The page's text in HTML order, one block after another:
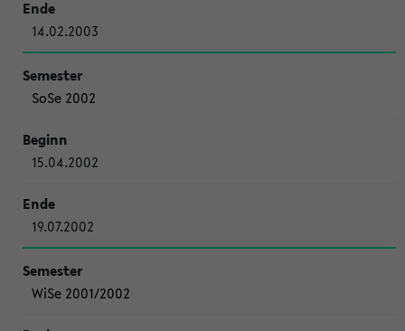
14.02.2003
SoSe 2002
15.04.2002
19.07.2002
WiSe 2001/2002